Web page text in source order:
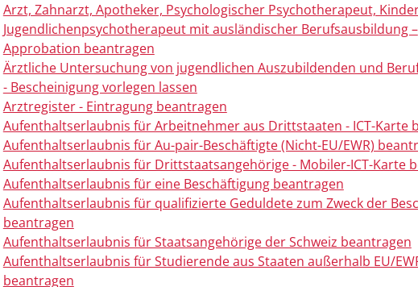
Arzt, Zahnarzt, Apotheker, Psychologischer Psychotherapeut,
Jugendlichenpsychotherapeut mit ausländischer Berufsausbildung –
Approbation beantragen
Ärztliche Untersuchung von jugendlichen Auszubildenden und
- Bescheinigung vorlegen lassen
Arztregister - Eintragung beantragen
Aufenthaltserlaubnis für Arbeitnehmer aus Drittstaaten - ICT-Karte
Aufenthaltserlaubnis für Au-pair-Beschäftigte (Nicht-EU/EWR)
Aufenthaltserlaubnis für Drittstaatsangehörige - Mobiler-ICT-Karte
Aufenthaltserlaubnis für eine Beschäftigung beantragen
Aufenthaltserlaubnis für qualifizierte Geduldete zum Zweck der
beantragen
Aufenthaltserlaubnis für Staatsangehörige der Schweiz beantragen
Aufenthaltserlaubnis für Studierende aus Staaten außerhalb EU/
beantragen